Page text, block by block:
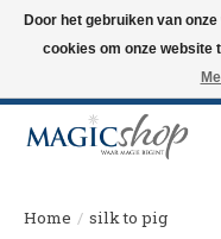
Altijd de nieuwste trucs op
Langskomen in onze winkel?
Home / silk to pig
Door het gebruiken van
cookies om onze website